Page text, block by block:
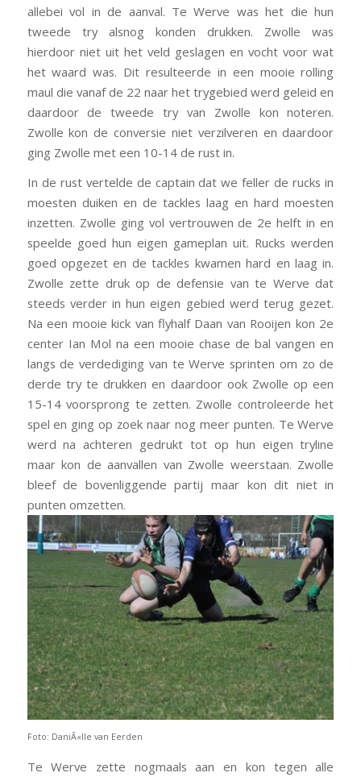
allebei vol in de aanval. Te Werve was het die hun
tweede try alsnog konden drukken. Zwolle was
hierdoor niet uit het veld geslagen en vocht voor wat
het waard was. Dit resulteerde in een mooie rolling
maul die vanaf de 22 naar het trygebied werd geleid en
daardoor de tweede try van Zwolle kon noteren.
Zwolle kon de conversie niet verzilveren en daardoor
ging Zwolle met een 10-14 de rust in.
In de rust vertelde de captain dat we feller de rucks in
moesten duiken en de tackles laag en hard moesten
inzetten. Zwolle ging vol vertrouwen de 2e helft in en
speelde goed hun eigen gameplan uit. Rucks werden
goed opgezet en de tackles kwamen hard en laag in.
Zwolle zette druk op de defensie van te Werve dat
steeds verder in hun eigen gebied werd terug gezet.
Na een mooie kick van flyhalf Daan van Rooijen kon 2e
center Ian Mol na een mooie chase de bal vangen en
langs de verdediging van te Werve sprinten om zo de
derde try te drukken en daardoor ook Zwolle op een
15-14 voorsprong te zetten. Zwolle controleerde het
spel en ging op zoek naar nog meer punten. Te Werve
werd na achteren gedrukt tot op hun eigen tryline
maar kon de aanvallen van Zwolle weerstaan. Zwolle
bleef de bovenliggende partij maar kon dit niet in
punten omzetten.
Foto: DaniÃ«lle van Eerden
Te Werve zette nogmaals aan en kon tegen alle